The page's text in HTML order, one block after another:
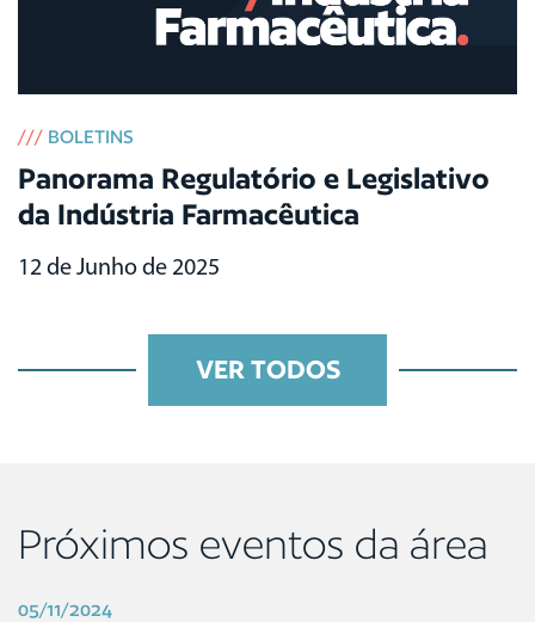
/// BOLETINS
Panorama Regulatório e Legislativo
da Indústria Farmacêutica
12 de Junho de 2025
VER TODOS
Próximos eventos da área
05/11/2024